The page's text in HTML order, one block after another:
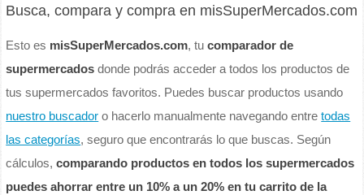
Busca, compara y compra en misSuperMercados.com
Esto es misSuperMercados.com, tucomparador de
supermercados donde podrás acceder a todos los productos de
tus supermercados favoritos. Puedes buscar productos usando
nuestro buscador o hacerlo manualmente navegando entretodas
las categorías, seguro que encontrarás lo que buscas. Según
cálculos,comparando productos en todos los supermercados
puedes ahorrar entre un 10% a un 20% en tu carrito de la